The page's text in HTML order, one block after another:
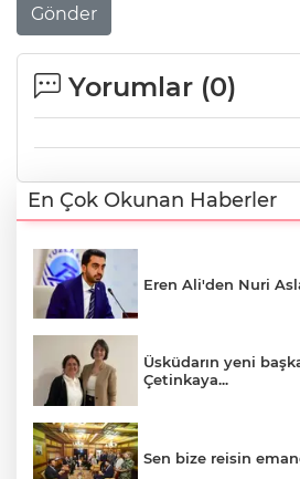
Gönder
Yorumlar (0)
En Çok Okunan Haberler
Eren Ali'den Nuri
Üsküdarın yeni
Çetinkaya...
Sen bize reisin